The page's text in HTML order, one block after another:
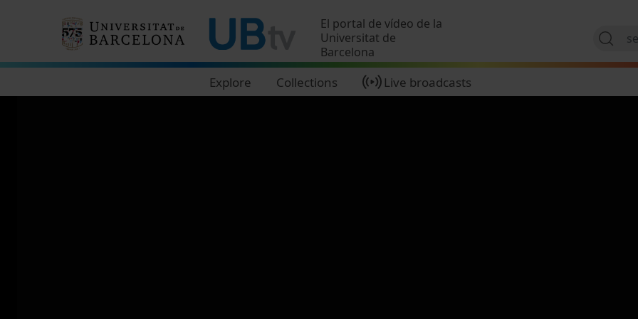
El portal de vídeo de la
Universitat de
Barcelona
Explore Collections Live broadcasts